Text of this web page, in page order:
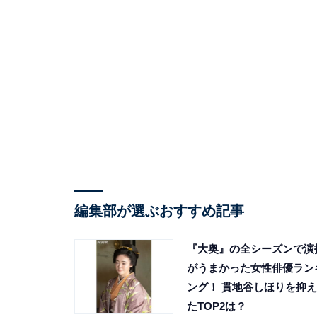
編集部が選ぶおすすめ記事
『大奥』の全シーズンで演
がうまかった女性俳優ラン
ング！ 貫地谷しほりを抑え
たTOP2は？